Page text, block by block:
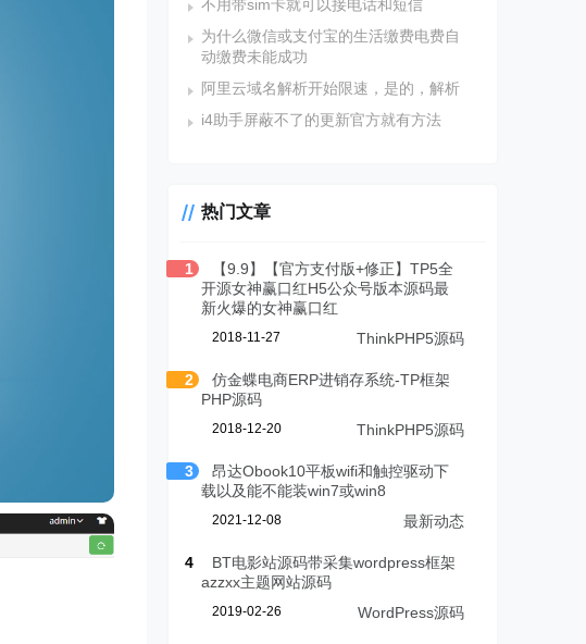
不用带sim卡就可以接电话和短信
为什么微信或支付宝的生活缴费电费自
动缴费未能成功
阿里云域名解析开始限速，是的，解析
i4助手屏蔽不了的更新官方就有方法
热门文章
1
【9.9】【官方支付版+修正】TP5全
开源女神赢口红H5公众号版本源码最
新火爆的女神赢口红
2018-11-27 ThinkPHP5源码
2
仿金蝶电商ERP进销存系统-TP框架
PHP源码
2018-12-20 ThinkPHP5源码
3
昂达Obook10平板wifi和触控驱动下
载以及能不能装win7或win8
2021-12-08 最新动态
4
BT电影站源码带采集wordpress框架
azzxx主题网站源码
2019-02-26 WordPress源码